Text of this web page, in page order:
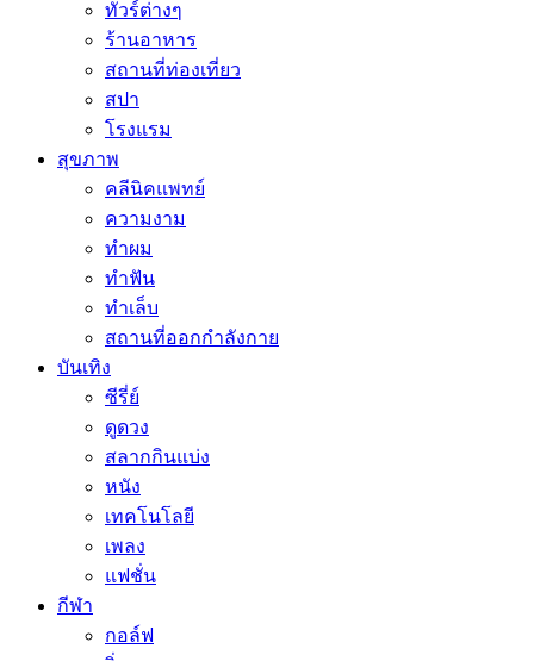
ทัวร์ต่างๆ
ร้านอาหาร
สถานที่ท่องเที่ยว
สปา
โรงแรม
สุขภาพ
คลีนิคแพทย์
ความงาม
ทำผม
ทำฟัน
ทำเล็บ
สถานที่ออกกำลังกาย
บันเทิง
ซีรี่ย์
ดูดวง
สลากกินแบ่ง
หนัง
เทคโนโลยี
เพลง
แฟชั่น
กีฬา
กอล์ฟ